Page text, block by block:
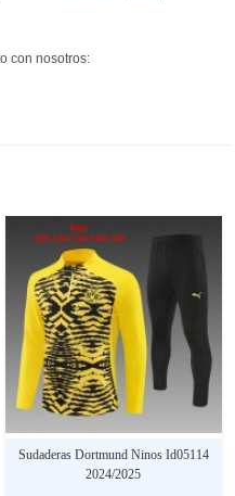
con nosotros:
Sudaderas Dortmund Ninos Id05114
2024/2025